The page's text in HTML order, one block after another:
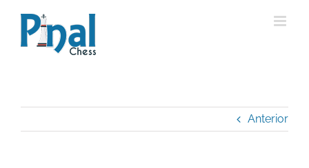
contenido
Anterior